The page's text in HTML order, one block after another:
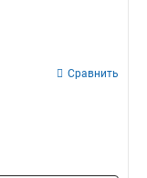
Сравнить